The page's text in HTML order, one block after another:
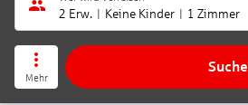
2 Erw. Keine Kinder 1 Zimmer
Mehr
Suche